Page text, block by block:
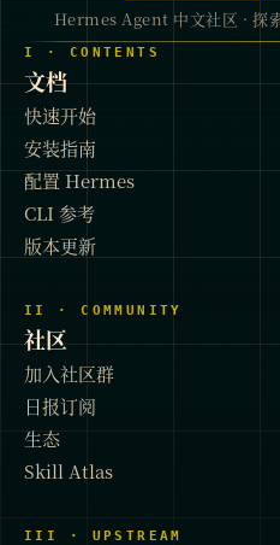
Hermes Agent 中文社区 · 探
I · CONTENTS
文档
快速开始
安装指南
配置 Hermes
CLI 参考
版本更新
II · COMMUNITY
社区
加入社区群
日报订阅
生态
Skill Atlas
III · UPSTREAM